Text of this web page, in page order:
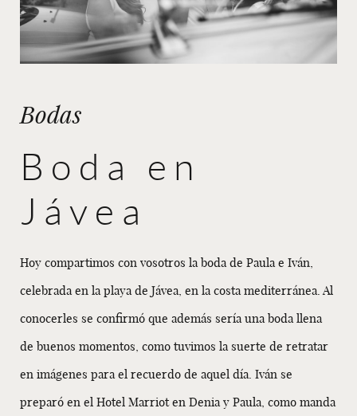
Bodas
Boda en
Jávea
Hoy compartimos con vosotros la boda de Paula e Iván,
celebrada en la playa de Jávea, en la costa mediterránea. Al
conocerles se confirmó que además sería una boda llena
de buenos momentos, como tuvimos la suerte de retratar
en imágenes para el recuerdo de aquel día. Iván se
preparó en el Hotel Marriot en Denia y Paula, como manda